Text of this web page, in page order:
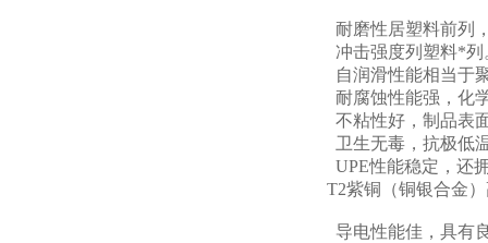
耐磨性居塑料前列
冲击强度列塑料*列
自润滑性能相当于
耐腐蚀性能强，化
不粘性好，制品表
卫生无毒，抗极低
UPE性能稳定，还
T2紫铜（铜银合金
导电性能佳，具有